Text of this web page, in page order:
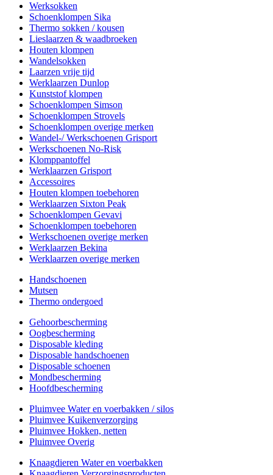
Werksokken
Schoenklompen Sika
Thermo sokken / kousen
Lieslaarzen & waadbroeken
Houten klompen
Wandelsokken
Laarzen vrije tijd
Werklaarzen Dunlop
Kunststof klompen
Schoenklompen Simson
Schoenklompen Strovels
Schoenklompen overige merken
Wandel-/ Werkschoenen Grisport
Werkschoenen No-Risk
Klomppantoffel
Werklaarzen Grisport
Accessoires
Houten klompen toebehoren
Werklaarzen Sixton Peak
Schoenklompen Gevavi
Schoenklompen toebehoren
Werkschoenen overige merken
Werklaarzen Bekina
Werklaarzen overige merken
Handschoenen
Mutsen
Thermo ondergoed
Gehoorbescherming
Oogbescherming
Disposable kleding
Disposable handschoenen
Disposable schoenen
Mondbescherming
Hoofdbescherming
Pluimvee Water en voerbakken / silos
Pluimvee Kuikenverzorging
Pluimvee Hokken, netten
Pluimvee Overig
Knaagdieren Water en voerbakken